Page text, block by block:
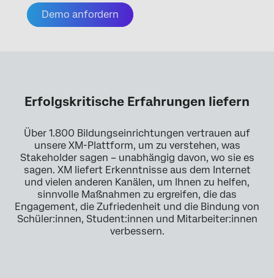
Demo anfordern
Erfolgskritische Erfahrungen liefern
Über 1.800 Bildungseinrichtungen vertrauen auf
unsere XM-Plattform, um zu verstehen, was
Stakeholder sagen – unabhängig davon, wo sie es
sagen. XM liefert Erkenntnisse aus dem Internet
und vielen anderen Kanälen, um Ihnen zu helfen,
sinnvolle Maßnahmen zu ergreifen, die das
Engagement, die Zufriedenheit und die Bindung von
Schüler:innen, Student:innen und Mitarbeiter:innen
verbessern.